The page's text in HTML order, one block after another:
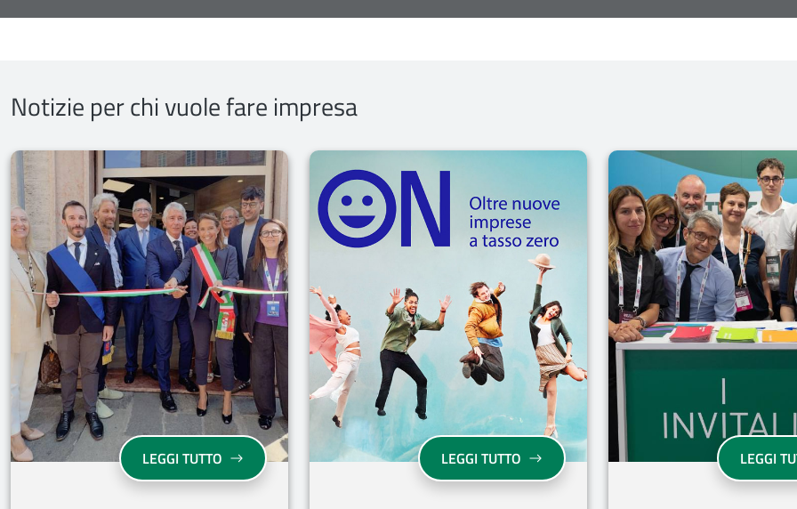
Notizie per chi vuole fare impresa
LEGGI TUTTO EMILIA-ROMAGNA: AL VIA “RETE”, IL PROGETTO PER I GIOVANI CHE VOGLIONO
LEGGI TUTTO “ON - OLTRE NUOVE IMPRESE A TASSO
LEGGI